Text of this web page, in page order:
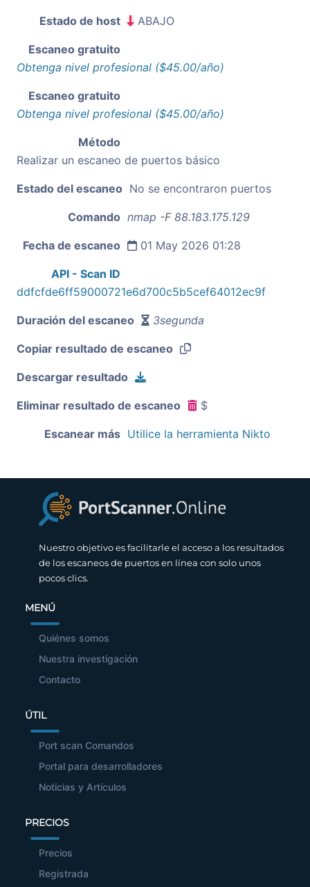
Estado de host ABAJO
Escaneo gratuito
Obtenga nivel profesional ($45.00/año)
Escaneo gratuito
Obtenga nivel profesional ($45.00/año)
Método
Realizar un escaneo de puertos básico
Estado del escaneo No se encontraron puertos
Comando nmap -F 88.183.175.129
Fecha de escaneo 01 May 2026 01:28
API - Scan ID
ddfcfde6ff59000721e6d700c5b5cef64012ec9f
Duración del escaneo 3segunda
Copiar resultado de escaneo
Descargar resultado
Eliminar resultado de escaneo $
Escanear más Utilice la herramienta Nikto
Nuestro objetivo es facilitarle el acceso a los resultados
de los escaneos de puertos en línea con solo unos
pocos clics.
MENÚ
Quiénes somos
Nuestra investigación
Contacto
ÚTIL
Port scan Comandos
Portal para desarrolladores
Noticias y Artículos
PRECIOS
Precios
Registrada